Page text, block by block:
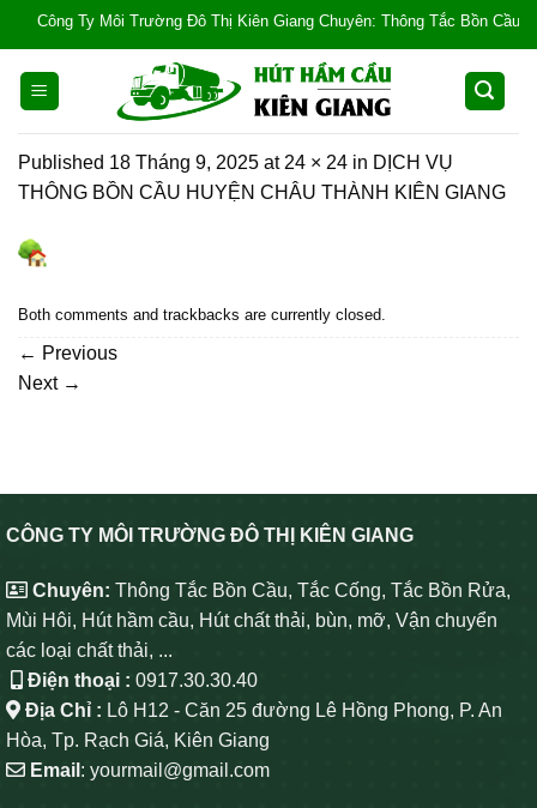
content
Công Ty Môi Trường Đô Thị Kiên Giang Chuyên: Thông Tắc Bồn Cầu,
Published 18 Tháng 9, 2025 at 24 × 24 in DỊCH VỤ
THÔNG BỒN CẦU HUYỆN CHÂU THÀNH KIÊN GIANG
Both comments and trackbacks are currently closed.
← Previous
Next →
CÔNG TY MÔI TRƯỜNG ĐÔ THỊ KIÊN GIANG
Chuyên: Thông Tắc Bồn Cầu, Tắc Cống, Tắc Bồn Rửa,
Mùi Hôi, Hút hầm cầu, Hút chất thải, bùn, mỡ, Vận chuyển
các loại chất thải, ...
Điện thoại : 0917.30.30.40
Địa Chỉ : Lô H12 - Căn 25 đường Lê Hồng Phong, P. An
Hòa, Tp. Rạch Giá, Kiên Giang
Email : yourmail@gmail.com